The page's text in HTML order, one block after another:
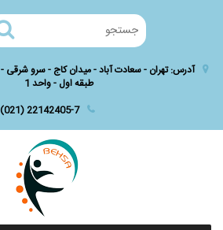
طبقه اول - واحد 1
(021) 22142405-7